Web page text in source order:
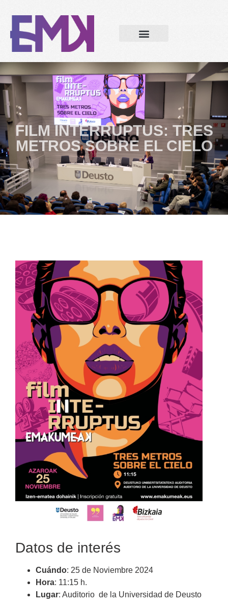
FILM INTERRUPTUS: TRES
METROS SOBRE EL CIELO
Datos de interés
Cuándo: 25 de Noviembre 2024
Hora: 11:15 h.
Lugar: Auditorio de la Universidad de Deusto